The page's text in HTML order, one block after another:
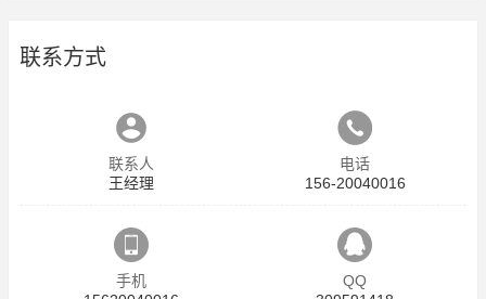
联系方式
联系人
王经理
电话
156-20040016
手机
QQ